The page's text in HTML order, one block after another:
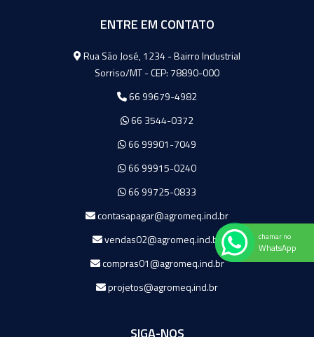
ENTRE EM CONTATO
Agromeq
Rua São José, 1234 - Bairro Industrial
Sorriso/MT - CEP: 78890-000
66 99679-4982
66 3544-0372
66 99901-7049
66 99915-0240
66 99725-0833
contasapagar@agromeq.ind.br
vendas02@agromeq.ind.br
compras01@agromeq.ind.br
projetos@agromeq.ind.br
chamar no
WhatsApp